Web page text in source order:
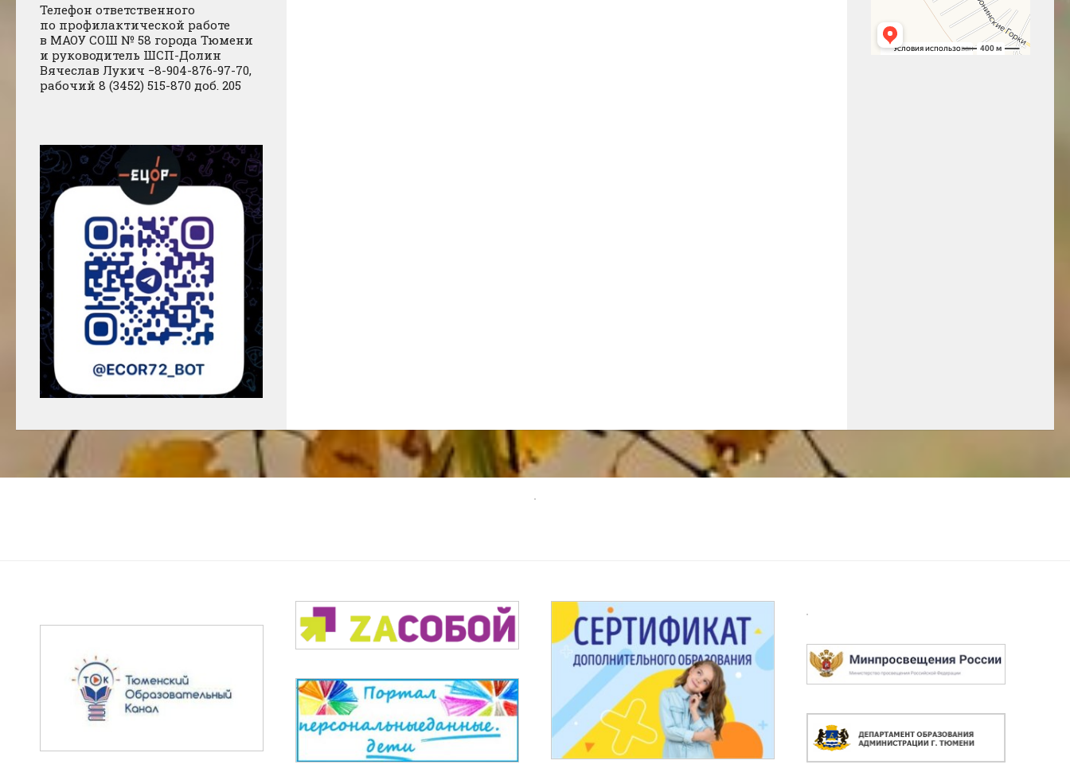
Телефон ответственного
по профилактической работе
в МАОУ СОШ № 58 города Тюмени
и руководитель ШСП-Долин
Вячеслав Лукич −8-904-876-97-70,
рабочий 8 (3452) 515-870 доб. 205